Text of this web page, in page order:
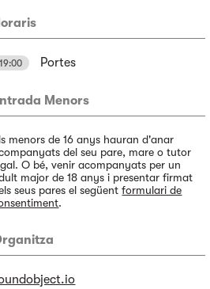
19:00 Portes
Menors
menors de 16 anys hauran d'anar
del seu pare, mare o tutor
O bé, venir acompanyats per un
major de 18 anys i presentar firmat
seus pares el següentformulari de
.